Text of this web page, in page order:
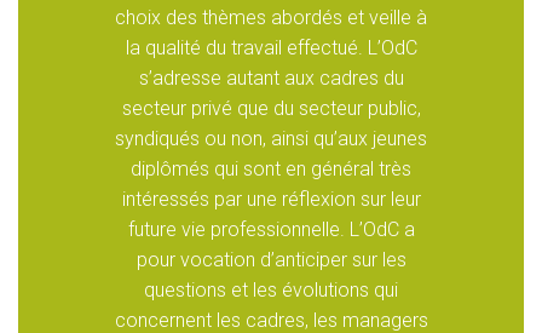
choix des thèmes abordés et veille à
la qualité du travail effectué. L’OdC
s’adresse autant aux cadres du
secteur privé que du secteur public,
syndiqués ou non, ainsi qu’aux jeunes
diplômés qui sont en général très
intéressés par une réflexion sur leur
future vie professionnelle. L’OdC a
pour vocation d’anticiper sur les
questions et les évolutions qui
concernent les cadres, les managers